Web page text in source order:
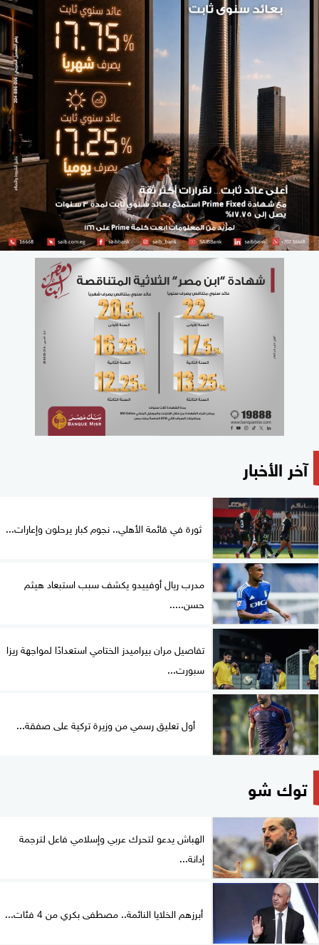
آخر الأخبار
ثورة في قائمة الأهلي.. نجوم كبار يرحلون وإعارات...
مدرب ريال أوفييدو يكشف سبب استبعاد هيثم
حسن.....
تفاصيل مران بيراميدز الختامي استعدادًا لمواجهة ريزا
سبورت...
أول تعليق رسمي من وزيرة تركية على صفقة...
توك شو
الهباش يدعو لتحرك عربي وإسلامي فاعل لترجمة
إدانة...
أبرزهم الخلايا النائمة.. مصطفى بكري من 4 فئات...